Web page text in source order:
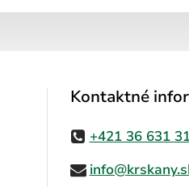
Kontaktné
+421 36 631